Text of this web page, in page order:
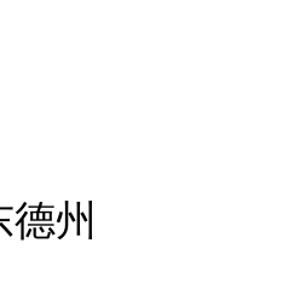
州